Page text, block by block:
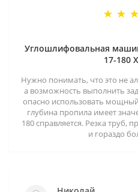
Углошлифовальная
17-180
Нужно понимать, что это не
а возможность выполнить
опасно использовать
глубина пропила имеет
180 справляется. Резка труб,
и гораздо